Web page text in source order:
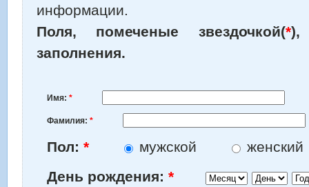
информации.
Поля, помеченые звездочкой(*),
заполнения.
Имя: *
Фамилия: *
Пол: * мужской
женский
День рождения: * Месяц День Год